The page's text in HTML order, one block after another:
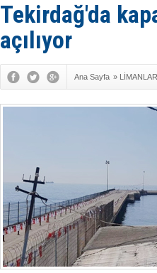
Tekirdağ'da
açılıyor
Ana Sayfa » LİMANLAR